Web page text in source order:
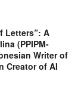
Letters”: A
(PPIPM-
Writer of
Creator of AI